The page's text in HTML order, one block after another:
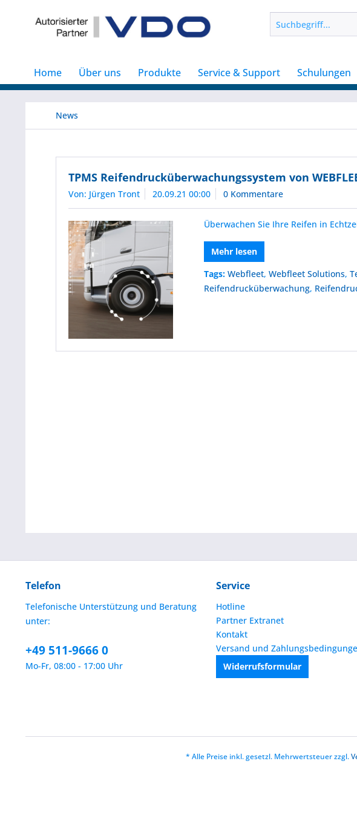
Home Über uns Produkte Service & Support Schulungen
News
TPMS Reifendrucküberwachungssystem von
Von: Jürgen Tront 20.09.21 00:00 0 Kommentare
Überwachen Sie Ihre Reifen in
Mehr lesen
Tags: Webfleet,Webfleet Solutions,
Reifendrucküberwachung,
Telefon
Telefonische Unterstützung und Beratung
unter:
+49 511-9666 0
Mo-Fr, 08:00 - 17:00 Uhr
Service
Hotline
Partner Extranet
Kontakt
Versand und
Widerrufsformular
* Alle Preise inkl. gesetzl. Mehrwertsteuer zzgl.